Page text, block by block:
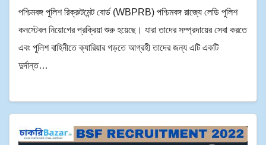
পশ্চিমবঙ্গ পুলিশ রিক্রুটমেন্ট বোর্ড (WBPRB) পশ্চিমবঙ্গ রাজ্যে লেডি পুলিশ
কনস্টেবল নিয়োগের প্রক্রিয়া শুরু হয়েছে। যারা তাদের সম্প্রদায়ের সেবা করতে
এবং পুলিশ বাহিনীতে ক্যারিয়ার গড়তে আগ্রহী তাদের জন্য এটি একটি
দুর্দান্ত…